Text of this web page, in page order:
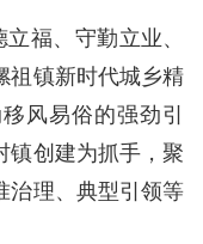
福、守勤立业、
祖镇新时代城乡精
风易俗的强劲引
镇创建为抓手，聚
治理、典型引领等